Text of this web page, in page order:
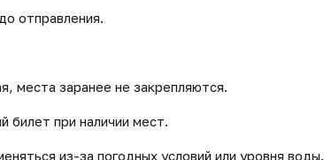
отправления.
места заранее не закрепляются.
билет при наличии мест.
из-за погодных условий или уровня воды.